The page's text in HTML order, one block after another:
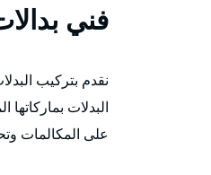
فني
نقدم بتركيب
البدلات
على المكالمات